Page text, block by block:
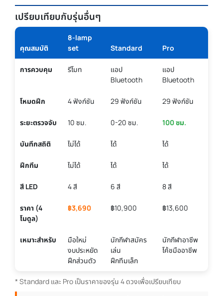
เปรียบเทียบกับรุ่นอื่นๆ
คุณสมบัติ
8-lamp
set
Standard Pro
การควบคุม รีโมท
แอป
Bluetooth
แอป
Bluetooth
โหมดฝึก 4 ฟังก์ชัน 29 ฟังก์ชัน 29 ฟังก์ชัน
ระยะตรวจจับ 10 ซม. 0-20 ซม. 100 ซม.
บันทึกสถิติ ไม่ได้ ได้ ได้
ฝึกทีม ไม่ได้ ได้ ได้
สี LED 4 สี 6 สี 8 สี
ราคา (4
โมดูล)
฿3,690 ฿10,900 ฿13,600
เหมาะสำหรับ
มือใหม่
งบประหยัด
ฝึกส่วนตัว
นักกีฬาสมัคร
เล่น
ฝึกทีมเล็ก
นักกีฬาอาชีพ
โค้ชมืออาชีพ
* Standard และ Pro เป็นราคาของรุ่น 4 ดวงเพื่อเปรียบเทียบ